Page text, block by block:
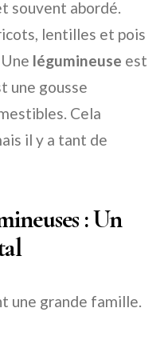
souvent abordé.
lentilles et pois
légumineuse est
une gousse
Cela
il y a tant de
: Un
une grande famille.